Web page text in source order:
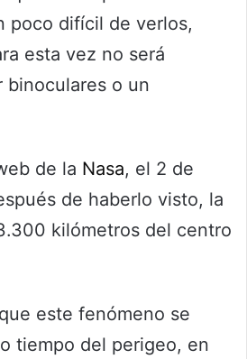
poco difícil de verlos,
esta vez no será
binoculares o un
de la Nasa, el 2 de
de haberlo visto, la
kilómetros del centro
este fenómeno se
tiempo del perigeo, en